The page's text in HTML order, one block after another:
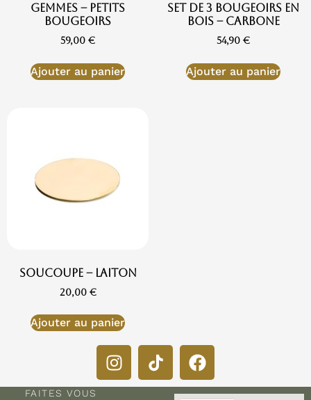
Gemmes – Petits
Bougeoirs
59,00 €
Ajouter au panier
Set de 3 bougeoirs en
bois – Carbone
54,90 €
Ajouter au panier
Soucoupe – Laiton
20,00 €
Ajouter au panier
FAITES VOUS